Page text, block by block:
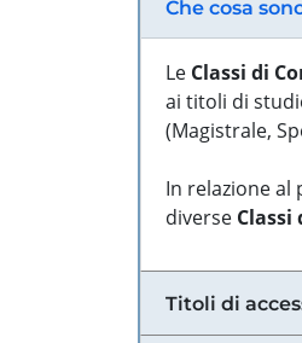
Che cosa
Le Classi di
ai titoli di
(Magistrale,
In relazione
diverse Classi
Titoli di